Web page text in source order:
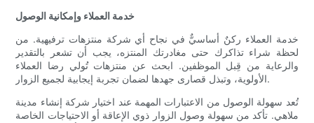
خدمة العملاء وإمكانية الوصول
خدمة العملاء ركنٌ أساسيٌّ في نجاح أي شركة منتزهات ترفيهية. من
لحظة شراء تذاكرك حتى مغادرتك المنتزه، يجب أن تشعر بالتقدير
والرعاية من قِبل الموظفين. ابحث عن منتزهات تُولي رضا العملاء
الأولوية، وتبذل قصارى جهدها لضمان تجربة إيجابية لجميع الزوار.
تُعد سهولة الوصول من الاعتبارات المهمة عند اختيار شركة إنشاء مدينة
ملاهي. تأكد من سهولة وصول الزوار ذوي الإعاقة أو الاحتياجات الخاصة